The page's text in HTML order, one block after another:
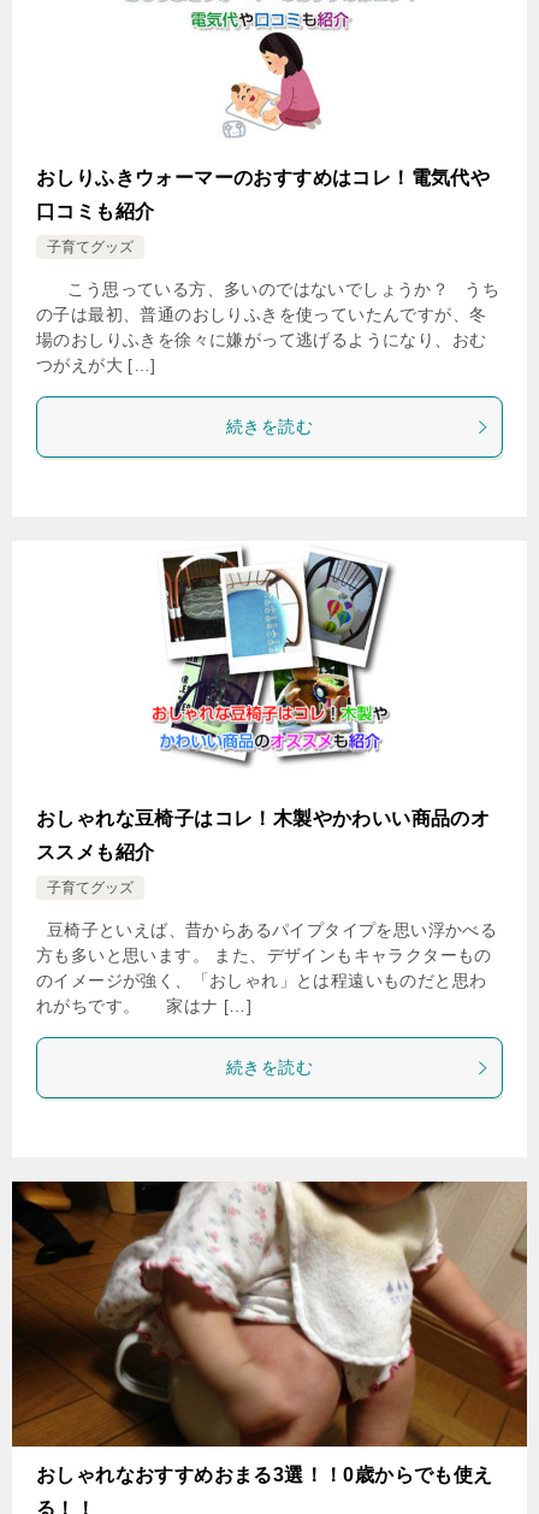
おしりふきウォーマーのおすすめはコレ！電気代や
口コミも紹介
子育てグッズ
こう思っている方、多いのではないでしょうか？ うち
の子は最初、普通のおしりふきを使っていたんですが、冬
場のおしりふきを徐々に嫌がって逃げるようになり、おむ
つがえが大 […]
続きを読む
おしゃれな豆椅子はコレ！木製やかわいい商品のオ
ススメも紹介
子育てグッズ
豆椅子といえば、昔からあるパイプタイプを思い浮かべる
方も多いと思います。 また、デザインもキャラクターもの
のイメージが強く、「おしゃれ」とは程遠いものだと思わ
れがちです。 家はナ […]
続きを読む
おしゃれなおすすめおまる3選！！0歳からでも使え
る！！